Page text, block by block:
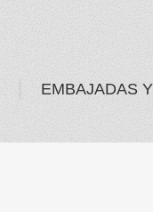
EMBAJADAS